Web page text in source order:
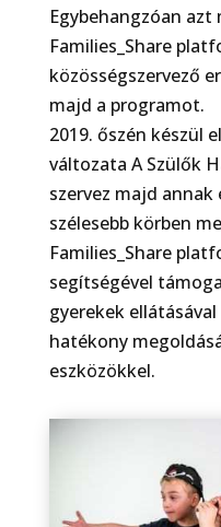
Egybehangzóan azt
Families_Share
közösségszervező
majd a programot.
2019. őszén készül
változata A Szülők
szervez majd
szélesebb körben
Families_Share
segítségével
gyerekek
hatékony
eszközökkel.